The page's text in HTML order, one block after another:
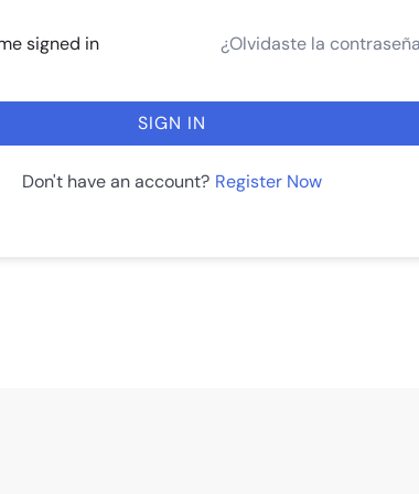
signed in ¿Olvidaste la
SIGN IN
Don't have an account? Register Now